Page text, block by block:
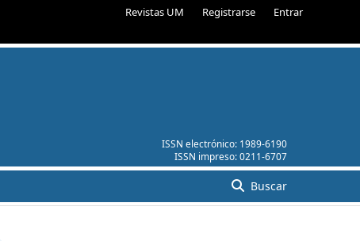
Revistas UM Registrarse Entrar
ISSN electrónico: 1989-6190
ISSN impreso:0211-6707
Buscar